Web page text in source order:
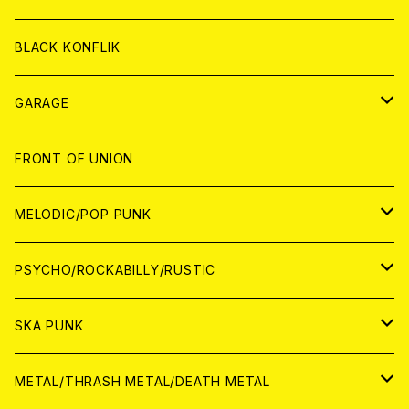
ANALOG
ANALOG
CD
ANALOG
BLACK KONFLIK
GARAGE
JAPAN
アナログ
CD
WORLD
アナログ
CD
FRONT OF UNION
MELODIC/POP PUNK
JAPAN
CD
ANALOG
WORLD
CD
PSYCHO/ROCKABILLY/RUSTIC
JAPAN
CD
WORLD
SKA PUNK
JAPAN
METAL/THRASH METAL/DEATH METAL